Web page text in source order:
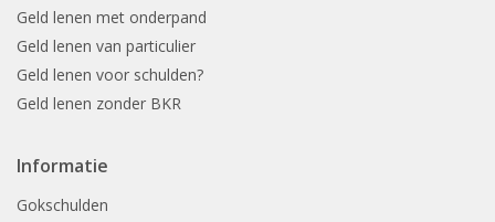
Geld lenen met onderpand
Geld lenen van particulier
Geld lenen voor schulden?
Geld lenen zonder BKR
Informatie
Gokschulden